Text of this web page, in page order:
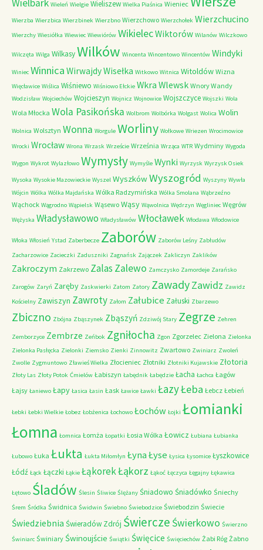
Wielbark Wieleń Wielgie Wieliszew Wielka Piaśnica Wieniec
Wierzba Wierzbica Wierzbinek Wierzbno Wierzchowo Wierzchołek Wierzchucino
Wierzchy Wiesiółka Wiewiec Wiewiórów WikielecWiktorów Wilanów Wilczkowo
Wilczęta Wilga WilkasyWilków Wincenta Wincentowo Wincentów Windyki
Winiec Winnica WirwajdyWisełka Witkowo Witnica Witoldów Wizna
Więcławice Wiślica Wiśniewo Wiśniowo Ełckie Wkra Wlewsk Wnory Wandy
Wodzisław Wojciechów Wojcieszyn Wojnicz Wojnowice Wojszczyce Wojszki Wola
Wola Młocka Wola Pasikońska Wolbrom Wolbórka Wolgast Wolica Wolin
Wolnica Wolsztyn Wonna Worgule Worliny Wołkowe Wriezen Wrocimowice
Wrocki Wrocław Wrona Wrzask Wrzeście Września Wrząca WTR Wydminy Wygoda
Wygon Wykrot Wylazłowo Wymysły Wymyśle Wynki Wyrzysk Wyrzysk Osiek
Wysoka Wysokie Mazowieckie Wyszel WyszkówWyszogród Wyszyny Wywła
Wójcin Wólka Wólka Majdańska Wólka Radzymińska Wólka Smolana Wąbrzeźno
Wąchock Wągrodno Wąpielsk Wąsewo Wąsy Wąwolnica Wędrzyn Węgliniec Węgrów
Wężyska Władysławowo Władysławów Włocławek Włodawa Włodowice
Włoka Włosień Ystad Zaberbecze Zaborów Zaborów Leśny Zabłudów
Zacharzowice Zacieczki Zaduszniki Zagnańsk Zajączek Zakliczyn Zaklików
Zakroczym Zakrzewo ZalasZalewo Zamczysko Zamordeje Zarańsko
Zarogów Zaryń Zaręby Zaskwierki Zatom Zatory ZawadyZawidz Zawidz
Kościelny Zawiszyn Zawroty Załom Załubice Załuski Zbarzewo
Zbiczno Zbójna Zbąszynek Zbąszyń Zdziwój Stary Zegrze Zehren
Zemborzyce Zembrze Zeńbok Zgniłocha Zgon Zgorzelec Zielona Zielonka
Zielonka Pasłęcka Zielonki Ziemsko Zienki Zinnowitz Zwartowo Zwiniarz Zwoleń
Zwolle Zygmuntowo Zławieś Wielka Złocieniec Złotniki Złotniki Kujawskie Złotoria
Złoty Las Złoty Potok Ćmielów Łabiszyn Łabędnik Łabędzie Łacha Łachca Łagów
Łajsy Łaniewo Łapy Łasica Łasin Łask Ławice Ławki ŁazyŁeba Łebcz Łebień
Łebki Łebki Wielkie Łobez Łobżenica Łochowo Łochów Łojki Łomianki
Łomna Łomnica Łomża Łopatki Łosia Wólka Łowicz Łubiana Łubianka
Łubowo Łuka Łukta Łukta Miłomłyn ŁynaŁyse Łysica Łysomice Łyszkowice
Łódź Łąck Łączki Łąkie ŁąkorekŁąkorz Łąkoć Łęczyca Łęgajny Łękawica
Łętowo Śladów Ślesin Śliwice Ślężany Śniadowo Śniadówko Śniechy
Śrem Śródka Świdnica Świdwin Świebno Świebodzice Świebodzin Świecie
Świedziebnia Świeradów Zdrój Świercze Świerkowo Świerzno
Świniarc Świniary Świnoujście Świątki Święcice Święciechów Żabi Róg Żabno